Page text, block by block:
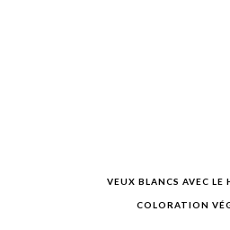
VEUX BLANCS AVEC LE
COLORATION